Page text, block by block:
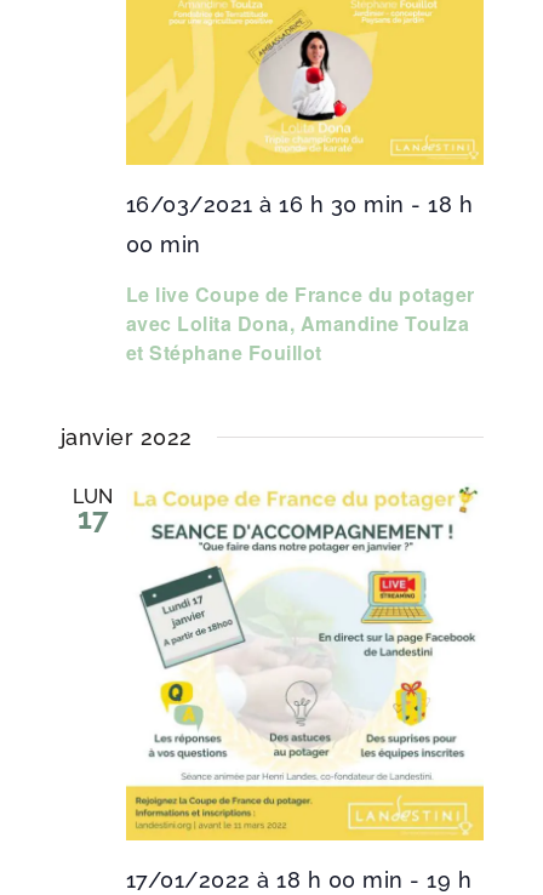
Le live Coupe de France du potager
avec Lolita Dona, Amandine Toulza
et Stéphane Fouillot
16/03/2021 à 16 h 30 min - 18 h
00 min
janvier 2022
LUN
17
17/01/2022 à 18 h 00 min - 19 h